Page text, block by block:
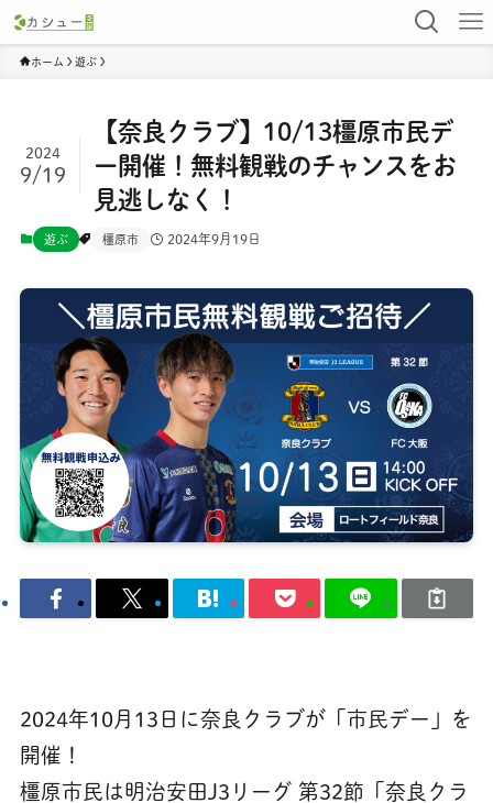
ホーム 遊ぶ
【奈良クラブ】10/13橿原市民デ
ー開催！無料観戦のチャンスをお
見逃しなく！
2024
9/19
遊ぶ 橿原市 2024年9月19日
2024年10月13日に奈良クラブが「市民デー」を
開催！
橿原市民は明治安田J3リーグ 第32節「奈良クラ